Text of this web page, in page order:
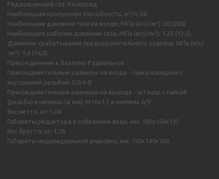
Редуцирующий газ: Кислород
Наибольшая пропускная способность, м³/ч: 50
Наибольшее давление газа на входе, МПа (кгс/см²): 20 (200)
Наибольшее рабочее давление газа, МПа (кгс/см²): 1,25 (12,5)
Давление срабатывания предохранительного клапана, МПа (кгс/
см²): 1,6 (16,0)
Присоединение к баллону: Радиальное
Присоединительные размеры на входе - гайка накидная с
внутренней резьбой: G3/4-B
Присоединительные размеры на выходе - штуцер с гайкой
(резьба) и ниппель (ø мм): M16х1,5 и ниппель 6/9
Вес нетто, кг: 1,04
Габариты редуктора в собранном виде, мм: 180х150х135
Вес брутто, кг: 1,18
Габариты индивидуальной упаковки, мм: 150х140х160